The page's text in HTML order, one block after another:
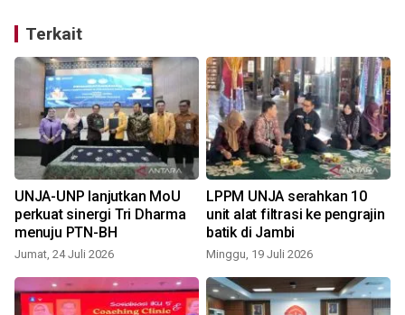
Terkait
UNJA-UNP lanjutkan MoU
perkuat sinergi Tri Dharma
menuju PTN-BH
Jumat, 24 Juli 2026
LPPM UNJA serahkan 10
unit alat filtrasi ke pengrajin
batik di Jambi
Minggu, 19 Juli 2026